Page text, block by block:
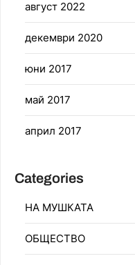
август 2022
декември 2020
юни 2017
май 2017
април 2017
Categories
НА МУШКАТА
ОБЩЕСТВО